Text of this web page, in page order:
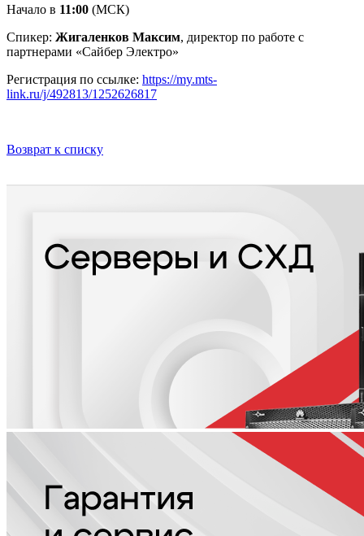
Начало в 11:00 (МСК)
Спикер: Жигаленков Максим, директор по работе с
партнерами «Сайбер Электро»
Регистрация по ссылке: https://my.mts-
link.ru/j/492813/1252626817
Возврат к списку